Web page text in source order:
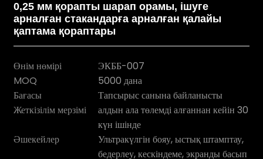
0,25 мм қорапты шарап орамы, ішуге
арналған стакандарға арналған қалайы
қаптама қораптары
Өнім нөмірі
ЭКББ-007
MOQ
5000 дана
Бағасы
Тапсырыс санына байланысты
Жеткізілім мерзімі
алдын ала төлемді алғаннан кейін 30
күн ішінде
Әшекейлер
Ультракүлгін бояу, ыстық штамптау,
бедерлеу, кескіндеме, экранды басып